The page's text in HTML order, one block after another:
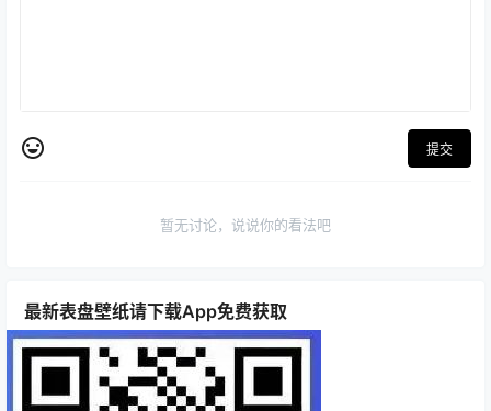
提交
暂无讨论，说说你的看法吧
最新表盘壁纸请下载App免费获取